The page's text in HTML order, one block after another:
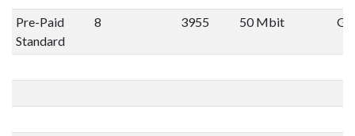
Pre-Paid
Standard
8 3955 50 Mbit